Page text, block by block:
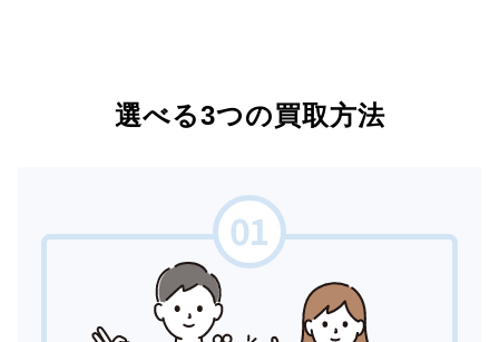
選べる3つの買取方法